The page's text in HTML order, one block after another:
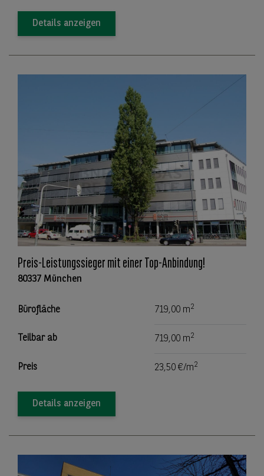
Details anzeigen
Preis-Leistungssieger mit einer Top-Anbindung!
80337 München
Bürofläche 719,00 m2
Teilbar ab 719,00 m2
Preis 23,50 €/m2
Details anzeigen